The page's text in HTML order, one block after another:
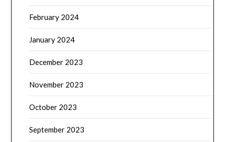
February 2024
January 2024
December 2023
November 2023
October 2023
September 2023